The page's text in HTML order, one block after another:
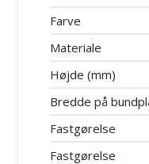
Farve
Materiale
Højde (mm)
Bredde på
Fastgørelse
Fastgørelse